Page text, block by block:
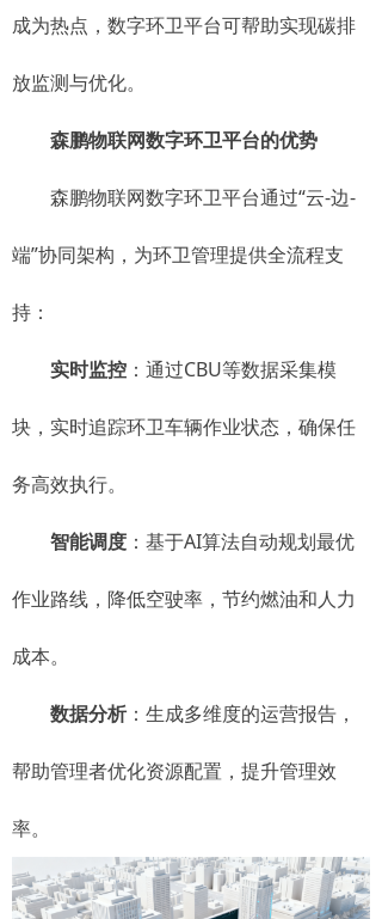
成为热点，数字环卫平台可帮助实现碳排
放监测与优化。
森鹏物联网数字环卫平台的优势
森鹏物联网数字环卫平台通过“云-边-
端”协同架构，为环卫管理提供全流程支
持：
实时监控 ：通过CBU等数据采集模
块，实时追踪环卫车辆作业状态，确保任
务高效执行。
智能调度 ：基于AI算法自动规划最优
作业路线，降低空驶率，节约燃油和人力
成本。
数据分析：生成多维度的运营报告，
帮助管理者优化资源配置，提升管理效
率。